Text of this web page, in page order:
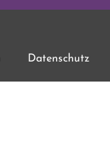
Datenschutz